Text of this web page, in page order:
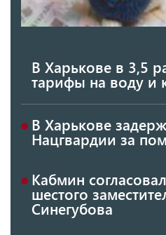
В Харькове в 3,5
тарифы на воду и
В Харькове
Нацгвардии за
Кабмин
шестого
Синегубова